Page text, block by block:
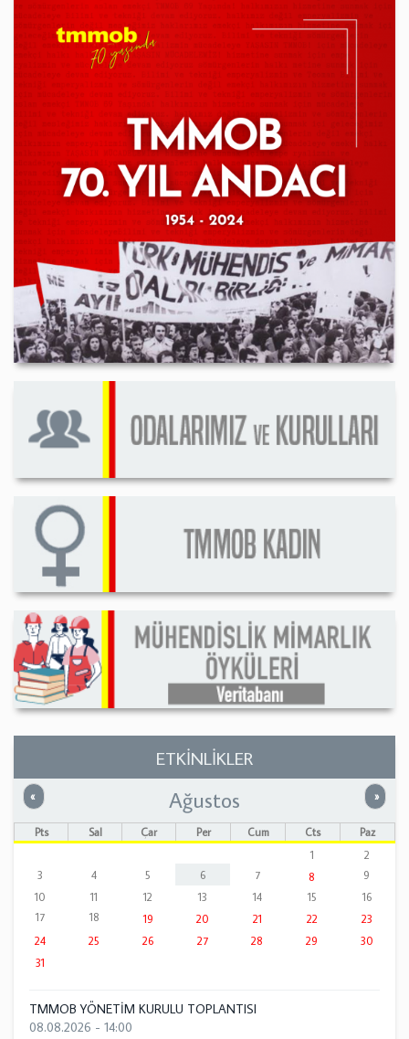
ETKİNLİKLER
« Önceki »
Ağustos
Pts Sal Çar Per Cum Cts
Paz
1
2
3
4 5 6 7 8
9
10
11 12 13 14 15
16
17
18 19 20 21 22
23
24
25 26 27 28 29
30
31
TMMOB YÖNETİM KURULU TOPLANTISI
08.08.2026 - 14:00